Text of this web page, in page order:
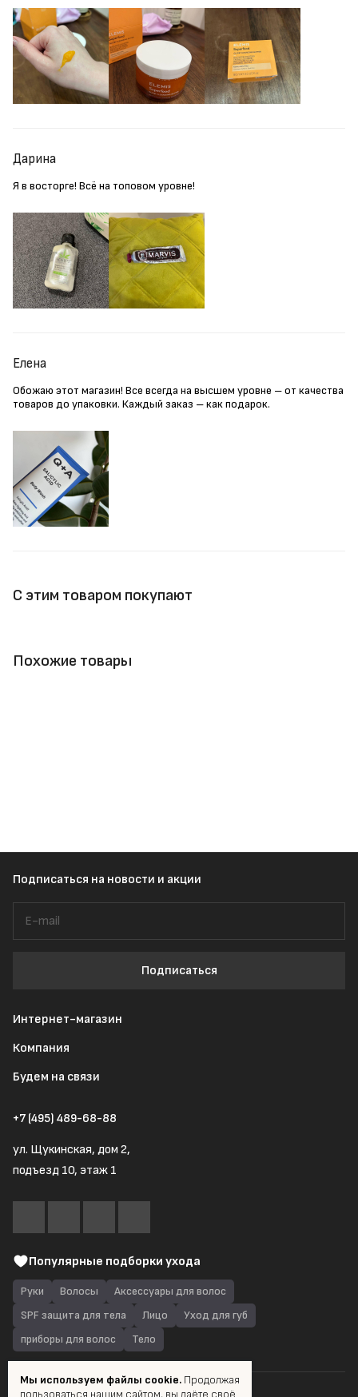
Дарина
Я в восторге! Всё на топовом уровне!
Елена
Обожаю этот магазин! Все всегда на высшем уровне – от качества
товаров до упаковки. Каждый заказ – как подарок.
С этим товаром покупают
Похожие товары
Подписаться на новости и акции
Подписаться
Интернет-магазин
Компания
Будем на связи
+7 (495) 489-68-88
ул. Щукинская, дом 2,
подъезд 10, этаж 1
Популярные подборки ухода
Руки Волосы
Аксессуары для волос
SPF защита для тела
Лицо
Уход для губ
приборы для волос
Тело
Мы используем файлы cookie. Продолжая
пользоваться нашим сайтом, вы даёте своё